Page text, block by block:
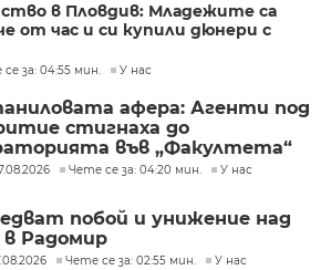
в Пловдив: Младежите са
от час и си купили дюнери с
за: 04:55 мин. У нас
афера: Агенти под
стигнаха до
във „Факултета“
Чете се за: 04:20 мин. У нас
побой и унижение над
Радомир
Чете се за: 02:55 мин. У нас